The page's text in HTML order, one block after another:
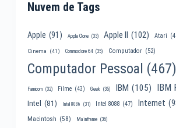
Nuvem de Tags
Apple (91) Apple Clone (33) Apple II (102) Atari
Cinema (41) Commodore 64 (35) Computador (52)
Computador Pessoal (467)
Famicom (32) Filme (43) Geek (35) IBM (105) IBM
Intel (81) Intel 8086 (31) Intel 8088 (47) Internet
Macintosh (58) Mainframe (36)